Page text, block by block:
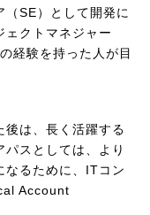
SE）として開発に
ェクトマネジャー
経験を持った人が目
後は、長く活躍する
スとしては、より
なるために、ITコン
Account